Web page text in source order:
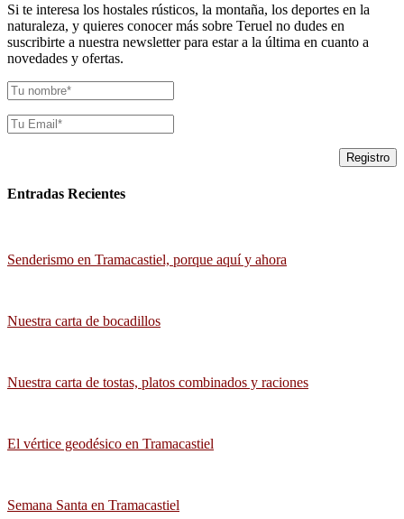
Si te interesa los hostales rústicos, la montaña, los deportes en la
naturaleza, y quieres conocer más sobre Teruel no dudes en
suscribirte a nuestra newsletter para estar a la última en cuanto a
novedades y ofertas.
Entradas Recientes
Senderismo en Tramacastiel, porque aquí y ahora
Nuestra carta de bocadillos
Nuestra carta de tostas, platos combinados y raciones
El vértice geodésico en Tramacastiel
Semana Santa en Tramacastiel